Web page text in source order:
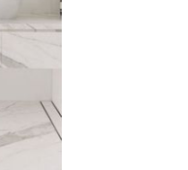
Okt 20, 2025